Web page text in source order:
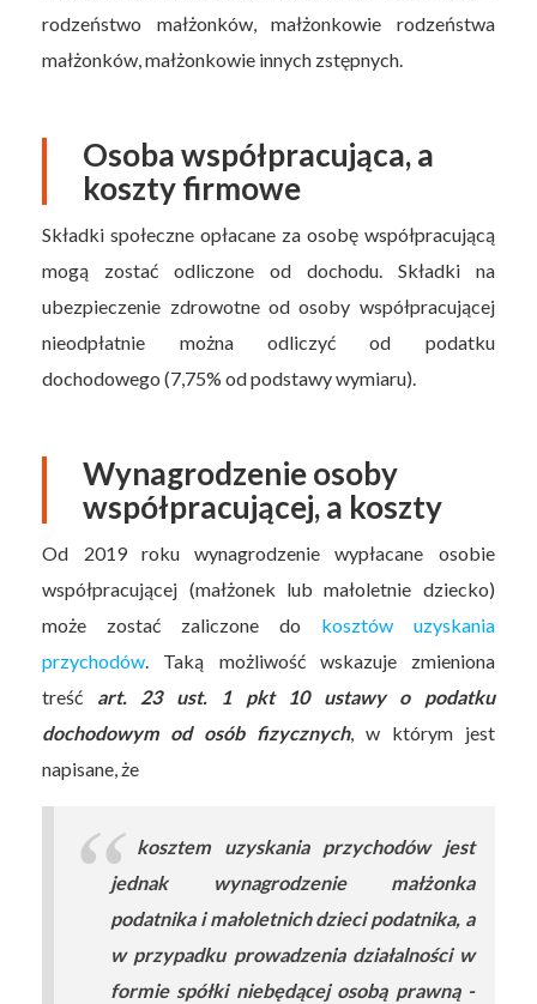
rodzeństwo małżonków, małżonkowie rodzeństwa
małżonków, małżonkowie innych zstępnych.
Osoba współpracująca, a
koszty firmowe
Składki społeczne opłacane za osobę współpracującą
mogą zostać odliczone od dochodu. Składki na
ubezpieczenie zdrowotne od osoby współpracującej
nieodpłatnie można odliczyć od podatku
dochodowego (7,75% od podstawy wymiaru).
Wynagrodzenie osoby
współpracującej, a koszty
Od 2019 roku wynagrodzenie wypłacane osobie
współpracującej (małżonek lub małoletnie dziecko)
może zostać zaliczone do kosztów uzyskania
przychodów . Taką możliwość wskazuje zmieniona
treść art. 23 ust. 1 pkt 10 ustawy o podatku
dochodowym od osób fizycznych, w którym jest
napisane, że
kosztem uzyskania przychodów jest
jednak wynagrodzenie małżonka
podatnika i małoletnich dzieci podatnika, a
w przypadku prowadzenia działalności w
formie spółki niebędącej osobą prawną -